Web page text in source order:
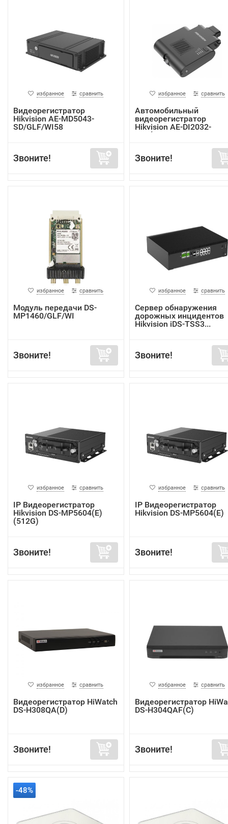
избранное сравнить
Видеорегистратор
Hikvision AE-MD5043-
SD/GLF/WI58
Звоните!
избранное сравнить
Автомобильный
видеорегистратор
Hikvision AE-DI2032-
G40(In...
Звоните!
избранное сравнить
Модуль передачи DS-
MP1460/GLF/WI
Звоните!
избранное сравнить
Сервер обнаружения
дорожных инцидентов
Hikvision iDS-TSS3...
Звоните!
избранное сравнить
IP Видеорегистратор
Hikvision DS-MP5604(E)
(512G)
Звоните!
избранное сравнить
IP Видеорегистратор
Hikvision DS-MP5604(E)
Звоните!
избранное сравнить
Видеорегистратор HiWatch
DS-H308QA(D)
Звоните!
избранное сравнить
Видеорегистратор
DS-H304QAF(C)
Звоните!
-48%